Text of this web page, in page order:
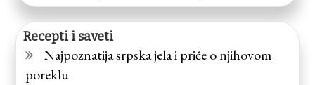
Recepti i saveti
Najpoznatija srpska jela i priče o njihovom
poreklu